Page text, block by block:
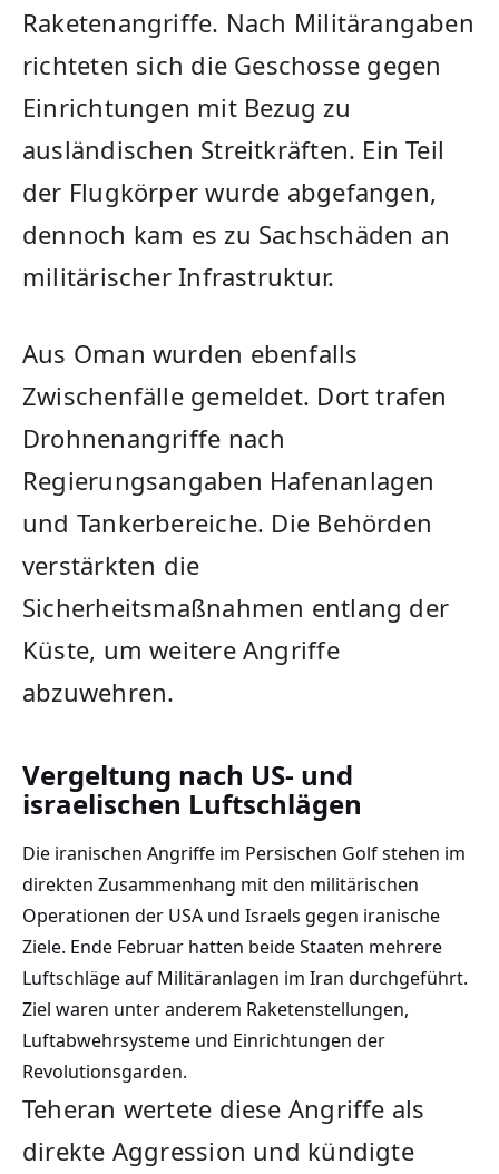
Raketenangriffe. Nach Militärangaben
richteten sich die Geschosse gegen
Einrichtungen mit Bezug zu
ausländischen Streitkräften. Ein Teil
der Flugkörper wurde abgefangen,
dennoch kam es zu Sachschäden an
militärischer Infrastruktur.
Aus Oman wurden ebenfalls
Zwischenfälle gemeldet. Dort trafen
Drohnenangriffe nach
Regierungsangaben Hafenanlagen
und Tankerbereiche. Die Behörden
verstärkten die
Sicherheitsmaßnahmen entlang der
Küste, um weitere Angriffe
abzuwehren.
Vergeltung nach US- und
israelischen Luftschlägen
Die iranischen Angriffe im Persischen Golf stehen im
direkten Zusammenhang mit den militärischen
Operationen der USA und Israels gegen iranische
Ziele. Ende Februar hatten beide Staaten mehrere
Luftschläge auf Militäranlagen im Iran durchgeführt.
Ziel waren unter anderem Raketenstellungen,
Luftabwehrsysteme und Einrichtungen der
Revolutionsgarden.
Teheran wertete diese Angriffe als
direkte Aggression und kündigte